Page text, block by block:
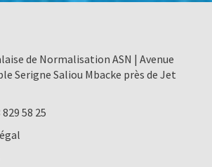
de Normalisation ASN | Avenue
Serigne Saliou Mbacke près de Jet
58 25